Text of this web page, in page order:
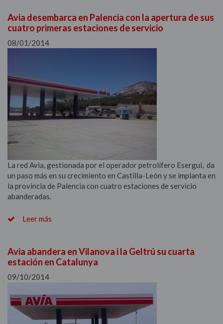
Avia desembarca en Palencia con la apertura de sus
cuatro primeras estaciones de servicio
08/01/2014
La red Avia, gestionada por el operador petrolífero Esergui, da
un paso más en su crecimiento en Castilla-León y se implanta en
la provincia de Palencia con cuatro estaciones de servicio
abanderadas.
Leer más
Avia abandera en Vilanova i la Geltrú su cuarta
estación en Catalunya
09/10/2014